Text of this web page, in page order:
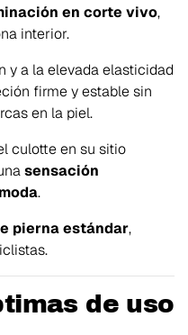
en corte vivo,
interior.
y a la elevada elasticidad
firme y estable sin
en la piel.
culotte en su sitio
sensación
.
pierna estándar,
de uso